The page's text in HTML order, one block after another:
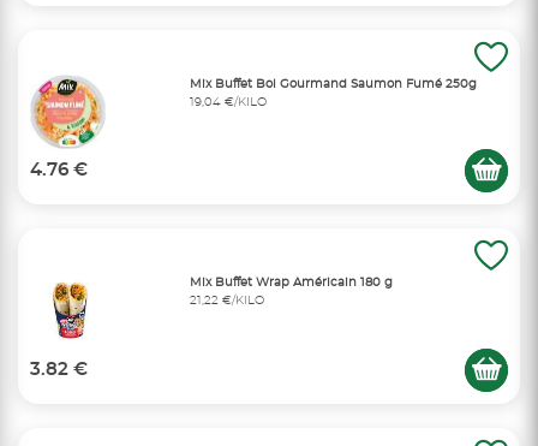
Mix Buffet Bol Gourmand Saumon Fumé 250g
19,04 €/KILO
4.76 €
Mix Buffet Wrap Américain 180 g
21,22 €/KILO
3.82 €